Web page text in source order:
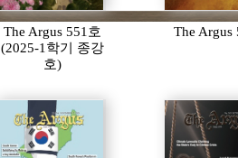
The Argus 551호
(2025-1학기 종강
호)
The Argus